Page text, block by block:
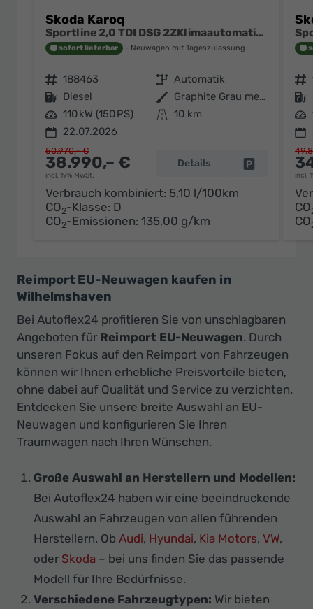
Skoda Karoq
Sportline 2,0 TDI DSG 2ZKlimaautomatik Canton Anhängerkupplung Totewinkel Assistent 2 x Einparkhilfe Kamera 19 Zoll Felgen adaptiver Tempomat 5J Garantie
sofort lieferbar Neuwagen mit Tageszulassung
Fahrzeugnr. 188463 Getriebe Automatik
Kraftstoff Diesel Außenfarbe
Graphite Grau metallic
Leistung 110 kW (150 PS) Kilometerstand 10 km
22.07.2026
38.990,– €
incl. 19% MwSt.
50.970,– €
Details Fahrzeug
Verbrauch kombiniert: 5,10 l/100km
CO2-Klasse: D
CO2-Emissionen: 135,00 g/km
Fahrzeugnr.
Kraftstoff
Leistung
incl.
CO
CO
Reimport EU-Neuwagen kaufen in
Wilhelmshaven
Bei Autoflex24 profitieren Sie von unschlagbaren
Angeboten für Reimport EU-Neuwagen. Durch
unseren Fokus auf den Reimport von Fahrzeugen
können wir Ihnen erhebliche Preisvorteile bieten,
ohne dabei auf Qualität und Service zu verzichten.
Entdecken Sie unsere breite Auswahl an EU-
Neuwagen und konfigurieren Sie Ihren
Traumwagen nach Ihren Wünschen.
Große Auswahl an Herstellern und Modellen:
Bei Autoflex24 haben wir eine beeindruckende
Auswahl an Fahrzeugen von allen führenden
Herstellern. Ob Audi, Hyundai, Kia Motors, VW,
oder Skoda – bei uns finden Sie das passende
Modell für Ihre Bedürfnisse.
Verschiedene Fahrzeugtypen: Wir bieten